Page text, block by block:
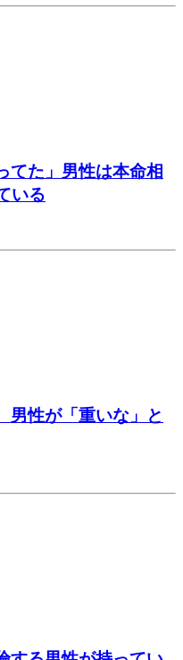
てた」男性は本命相
いる
男性が「重いな」と